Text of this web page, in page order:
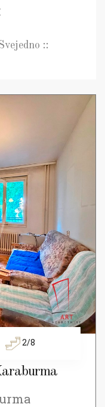
::
2/8